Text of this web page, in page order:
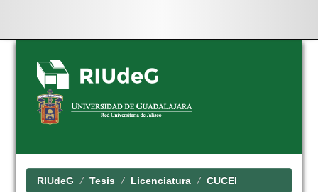
Skip
navigation
RIUdeG Tesis Licenciatura CUCEI